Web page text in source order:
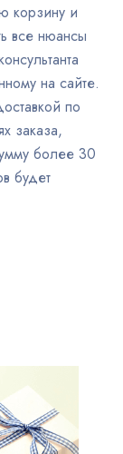
корзину и
все нюансы
на сайте.
по
заказа,
более 30
будет